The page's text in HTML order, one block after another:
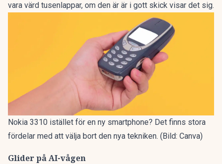
vara värd tusenlappar, om den är är i gott skick visar det sig.
Nokia 3310 istället för en ny smartphone? Det finns stora
fördelar med att välja bort den nya tekniken. (Bild: Canva)
Glider på AI-vågen